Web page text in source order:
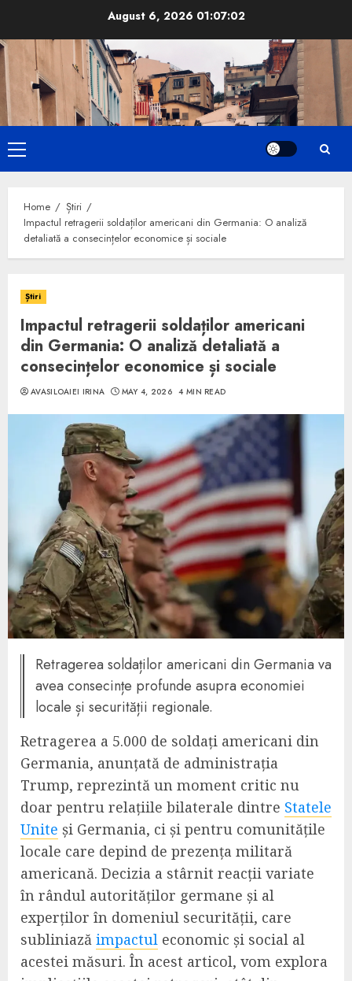
content
August 6, 2026 01:07:03
Primary
Menu
Home
Știri
Impactul retragerii soldaților americani din Germania: O analiză
detaliată a consecințelor economice și sociale
Știri
Impactul retragerii soldaților americani
din Germania: O analiză detaliată a
consecințelor economice și sociale
AVASILOAIEI IRINA MAY 4, 2026 4 MIN READ
Retragerea soldaților americani din Germania va
avea consecințe profunde asupra economiei
locale și securității regionale.
Retragerea a 5.000 de soldați americani din
Germania, anunțată de administrația
Trump, reprezintă un moment critic nu
doar pentru relațiile bilaterale dintre Statele
Unite și Germania, ci și pentru comunitățile
locale care depind de prezența militară
americană. Decizia a stârnit reacții variate
în rândul autorităților germane și al
experților în domeniul securității, care
subliniază impactul economic și social al
acestei măsuri. În acest articol, vom explora